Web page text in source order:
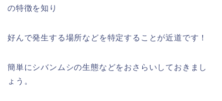
の特徴を知り
好んで発生する場所などを特定することが近道です！
簡単にシバンムシの生態などをおさらいしておきまし
ょう。